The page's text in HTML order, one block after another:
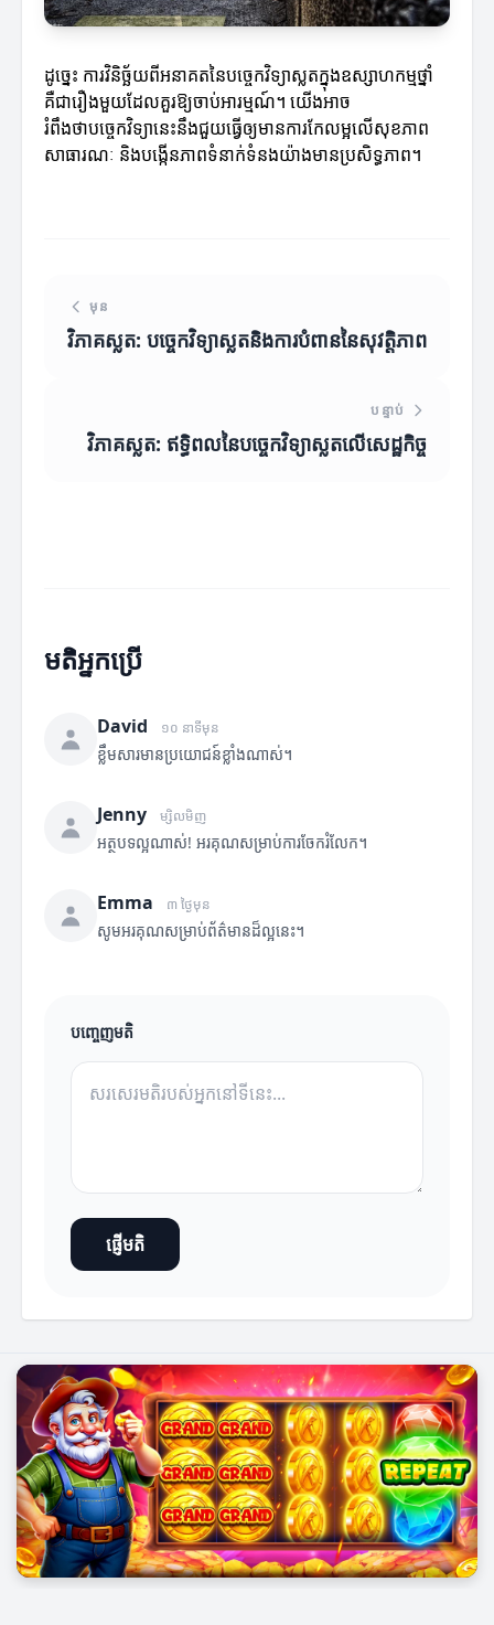
ដូច្នេះ ការវិនិច្ឆ័យពីអនាគតនៃបច្ចេកវិទ្យាស្លតក្នុងឧស្សាហកម្មថ្នាំ
គឺជារឿងមួយដែលគួរឱ្យចាប់អារម្មណ៍។ យើងអាច
រំពឹងថាបច្ចេកវិទ្យានេះនឹងជួយធ្វើឲ្យមានការកែលម្អលើសុខភាព
សាធារណៈ និងបង្កើនភាពទំនាក់ទំនងយ៉ាងមានប្រសិទ្ធភាព។
មុន
វិភាគស្លត: បច្ចេកវិទ្យាស្លតនិងការបំពាននៃសុវត្តិភាព
បន្ទាប់
វិភាគស្លត: ឥទ្ធិពលនៃបច្ចេកវិទ្យាស្លតលើសេដ្ឋកិច្ច
មតិអ្នកប្រើ
David ១០ នាទីមុន
ខ្លឹមសារមានប្រយោជន៍ខ្លាំងណាស់។
Jenny ម្សិលមិញ
អត្ថបទល្អណាស់! អរគុណសម្រាប់ការចែករំលែក។
Emma ៣ ថ្ងៃមុន
សូមអរគុណសម្រាប់ព័ត៌មានដ៏ល្អនេះ។
បញ្ចេញមតិ
ផ្ញើមតិ